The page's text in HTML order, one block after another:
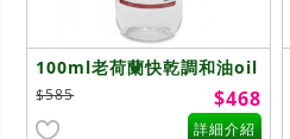
100ml老荷蘭快乾調和油oil
Painting Medium quick
drying(C1108)
$585 $468
詳細介紹